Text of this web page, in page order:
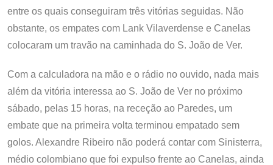
entre os quais conseguiram três vitórias seguidas. Não
obstante, os empates com Lank Vilaverdense e Canelas
colocaram um travão na caminhada do S. João de Ver.
Com a calculadora na mão e o rádio no ouvido, nada mais
além da vitória interessa ao S. João de Ver no próximo
sábado, pelas 15 horas, na receção ao Paredes, um
embate que na primeira volta terminou empatado sem
golos. Alexandre Ribeiro não poderá contar com Sinisterra,
médio colombiano que foi expulso frente ao Canelas, ainda